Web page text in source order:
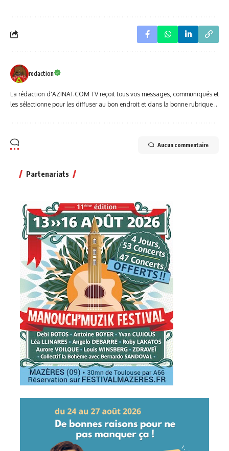
redaction
La rédaction d'AZINAT.COM TV reçoit tous vos messages, communiqués et
les sélectionne pour les diffuser au bon endroit et dans la bonne rubrique ..
Aucun commentaire
Partenariats